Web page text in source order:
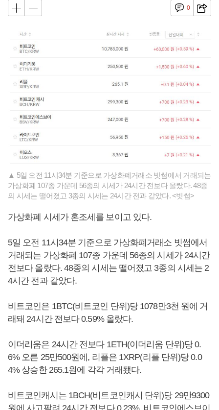
0
▲ 5일 오전 11시34분 기준으로 가상화폐거래소 빗썸에서 거래되는
가상화폐 107종 가운데 56종의 시세가 24시간 전보다 올랐다. 48종
의 시세는 떨어졌고 3종의 시세는 24시간 전과 같았다. <빗썸>
가상화폐 시세가 혼조세를 보이고 있다.
5일 오전 11시34분 기준으로 가상화폐거래소 빗썸에서
거래되는 가상화폐 107종 가운데 56종의 시세가 24시간
전보다 올랐다. 48종의 시세는 떨어졌고 3종의 시세는 2
4시간 전과 같았다.
비트코인은 1BTC(비트코인 단위)당 1078만3천 원에 거
래돼 24시간 전보다 0.59% 올랐다.
이더리움은 24시간 전보다 1ETH(이더리움 단위)당 0.
6% 오른 25만500원에, 리플은 1XRP(리플 단위)당 0.0
4% 상승한 265.1원에 각각 거래됐다.
비트코인캐시는 1BCH(비트코인캐시 단위)당 29만9300